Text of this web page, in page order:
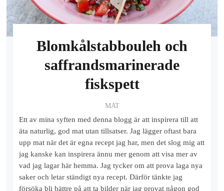
Blomkålstabbouleh och
saffrandsmarinerade
fiskspett
MAT
Ett av mina syften med denna blogg är att inspirera till att
äta naturlig, god mat utan tillsatser. Jag lägger oftast bara
upp mat när det är egna recept jag har, men det slog mig att
jag kanske kan inspirera ännu mer genom att visa mer av
vad jag lagar här hemma. Jag tycker om att prova laga nya
saker och letar ständigt nya recept. Därför tänkte jag
försöka bli bättre på att ta bilder när jag provat någon god